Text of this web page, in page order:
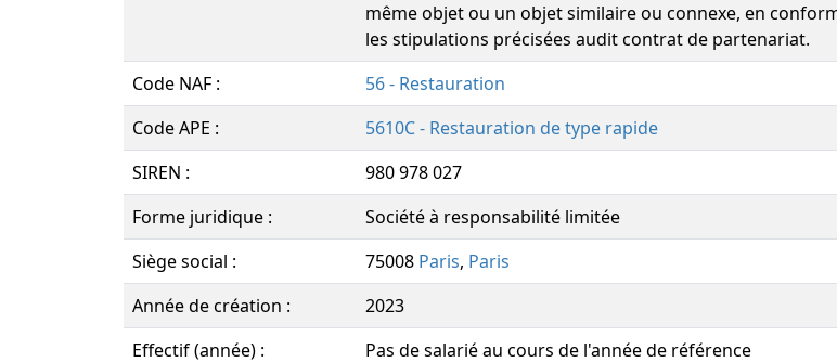
même objet ou un objet similaire ou connexe, en
les stipulations précisées audit contrat de partenariat.
Code NAF :
56 - Restauration
Code APE :
5610C - Restauration de type rapide
SIREN :
980 978 027
Forme juridique :
Société à responsabilité limitée
Siège social :
75008 Paris, Paris
Année de création :
2023
Effectif (année) :
Pas de salarié au cours de l'année de référence